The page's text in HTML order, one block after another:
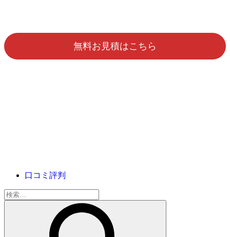
無料お見積はこちら
口コミ評判
検
索: